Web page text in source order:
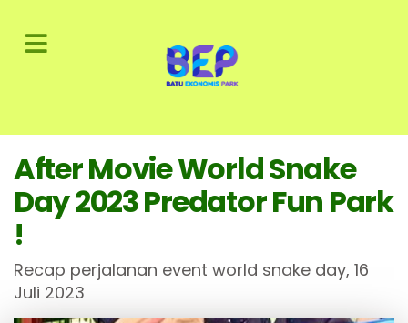
After Movie World Snake
Day 2023 Predator Fun Park
!
Recap perjalanan event world snake day, 16
Juli 2023